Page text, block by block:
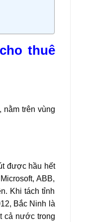
cho thuê
nằm trên vùng
được hầu hết
ABB,
Khi tách tỉnh
Bắc Ninh là
cả nước trong